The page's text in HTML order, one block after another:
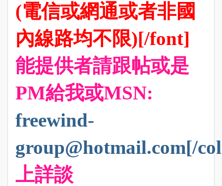
(電信或網通或者非國
內線路均不限)[/font]
能提供者請跟帖或是
PM給我或MSN:
freewind-
group@hotmail.com[/
上詳談